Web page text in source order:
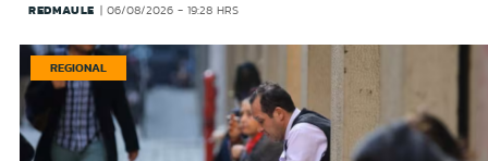
REDMAULE 06/08/2026 - 19:28 HRS
REGIONAL